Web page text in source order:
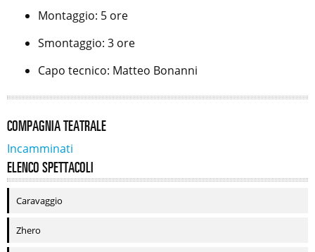
Montaggio: 5 ore
Smontaggio: 3 ore
Capo tecnico: Matteo Bonanni
COMPAGNIA TEATRALE
Incamminati
ELENCO SPETTACOLI
Caravaggio
Zhero